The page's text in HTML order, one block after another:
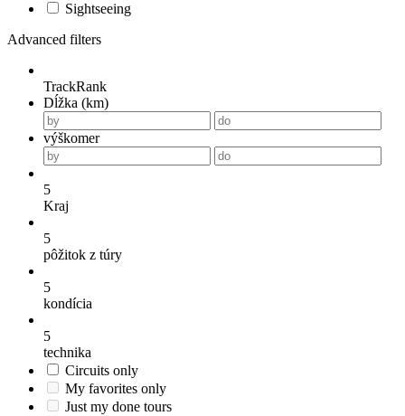
Sightseeing
Advanced filters
TrackRank
Dĺžka (km)
výškomer
5
Kraj
5
pôžitok z túry
5
kondícia
5
technika
Circuits only
My favorites only
Just my done tours